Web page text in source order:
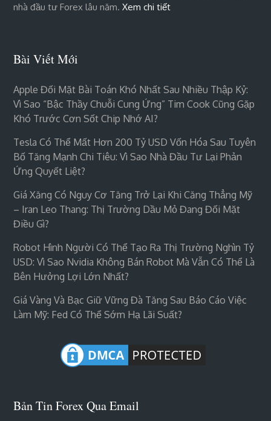
nhà đầu tư Forex lâu năm.Xem chi tiết
Bài Viết Mới
Apple Đối Mặt Bài Toán Khó Nhất Sau Nhiều Thập Kỷ:
Vì Sao “bậc Thầy Chuỗi Cung Ứng” Tim Cook Cũng Gặp
Khó Trước Cơn Sốt Chip Nhớ AI?
Tesla Có Thể Mất Hơn 200 Tỷ USD Vốn Hóa Sau Tuyên
Bố Tăng Mạnh Chi Tiêu: Vì Sao Nhà Đầu Tư Lại Phản
Ứng Quyết Liệt?
Giá Xăng Có Nguy Cơ Tăng Trở Lại Khi Căng Thẳng Mỹ
– Iran Leo Thang: Thị Trường Dầu Mỏ Đang Đối Mặt
Điều Gì?
Robot Hình Người Có Thể Tạo Ra Thị Trường Nghìn Tỷ
USD: Vì Sao Nvidia Không Bán Robot Mà Vẫn Có Thể Là
Bên Hưởng Lợi Lớn Nhất?
Giá Vàng Và Bạc Giữ Vững Đà Tăng Sau Báo Cáo Việc
Làm Mỹ: Fed Có Thể Sớm Hạ Lãi Suất?
Bản Tin Forex Qua Email